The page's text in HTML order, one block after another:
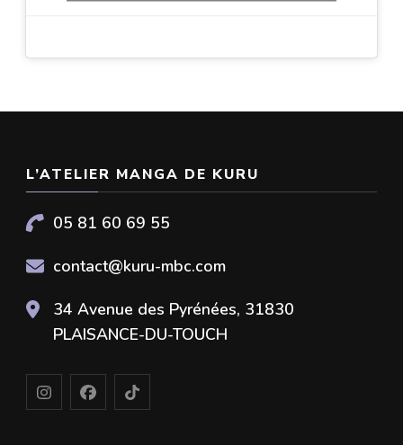
L’ATELIER MANGA DE KURU
05 81 60 69 55
contact@kuru-mbc.com
34 Avenue des Pyrénées, 31830
PLAISANCE-DU-TOUCH